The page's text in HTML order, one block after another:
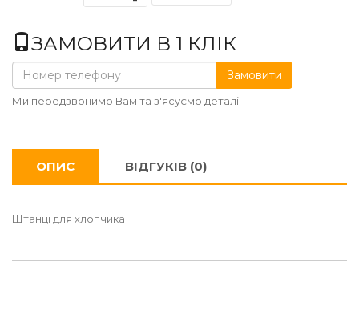
ЗАМОВИТИ В 1 КЛІК
Замовити
Ми передзвонимо Вам та з'ясуємо деталі
ОПИС ВІДГУКІВ (0)
Штанці для хлопчика